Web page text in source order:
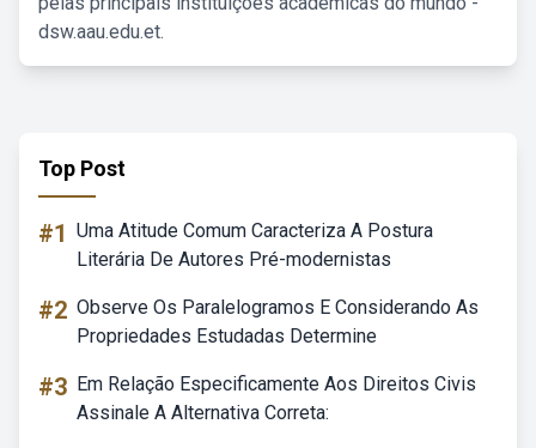
dsw.aau.edu.et.
Top Post
#1 Uma Atitude Comum Caracteriza A Postura
Literária De Autores Pré-modernistas
#2 Observe Os Paralelogramos E Considerando As
Propriedades Estudadas Determine
#3 Em Relação Especificamente Aos Direitos Civis
Assinale A Alternativa Correta: